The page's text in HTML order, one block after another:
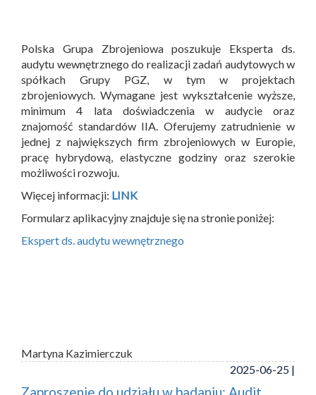
Polska Grupa Zbrojeniowa poszukuje Eksperta ds.
audytu wewnętrznego do realizacji zadań audytowych w
spółkach Grupy PGZ, w tym w projektach
zbrojeniowych. Wymagane jest wykształcenie wyższe,
minimum 4 lata doświadczenia w audycie oraz
znajomość standardów IIA. Oferujemy zatrudnienie w
jednej z największych firm zbrojeniowych w Europie,
pracę hybrydową, elastyczne godziny oraz szerokie
możliwości rozwoju.
Więcej informacji: LINK
Formularz aplikacyjny znajduje się na stronie poniżej:
Ekspert ds. audytu wewnętrznego
Martyna Kazimierczuk
2025-06-25 |
Zaproszenie do udziału w badaniu: Audit